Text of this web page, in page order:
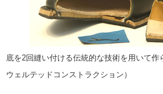
底を2回縫い付ける伝統的な技術を用いて
ウェルテッドコンストラクション）